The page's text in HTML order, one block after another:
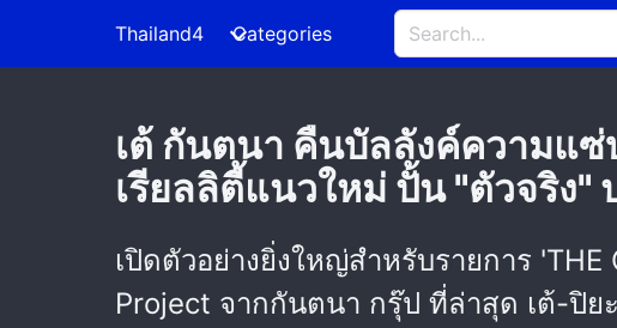
Thailand4 Categories
เต้ กันตนา คืนบัลลังค์ความแซ่
เรียลลิตี้แนวใหม่ ปั้น "ตัวจริง"
เปิดตัวอย่างยิ่งใหญ่สำหรับรายการ
Project จากกันตนา กรุ๊ป ที่ล่าสุด เต้-ปิ